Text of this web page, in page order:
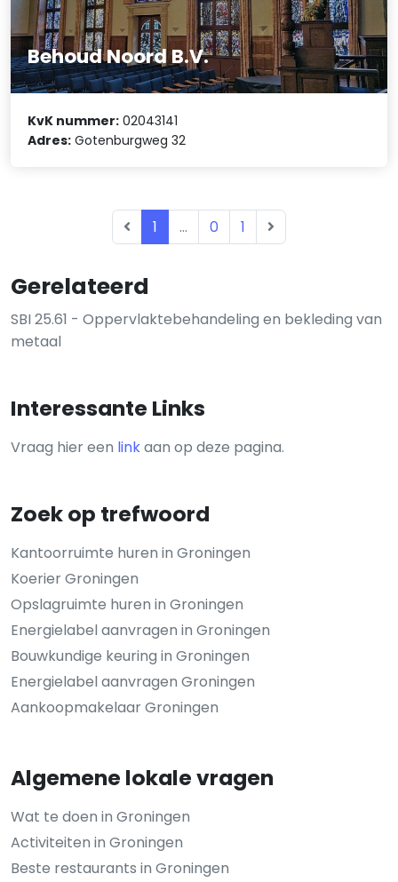
Gerelateerd
SBI 25.61 - Oppervlaktebehandeling en bekleding van
metaal
Interessante Links
Vraag hier een linkaan op deze pagina.
Zoek op trefwoord
Kantoorruimte huren in Groningen
Koerier Groningen
Opslagruimte huren in Groningen
Energielabel aanvragen in Groningen
Bouwkundige keuring in Groningen
Energielabel aanvragen Groningen
Aankoopmakelaar Groningen
Algemene lokale vragen
Wat te doen in Groningen
Activiteiten in Groningen
Beste restaurants in Groningen
Behoud Noord B.V.
KvK nummer: 02043141
Adres: Gotenburgweg 32
1 ... 0 1